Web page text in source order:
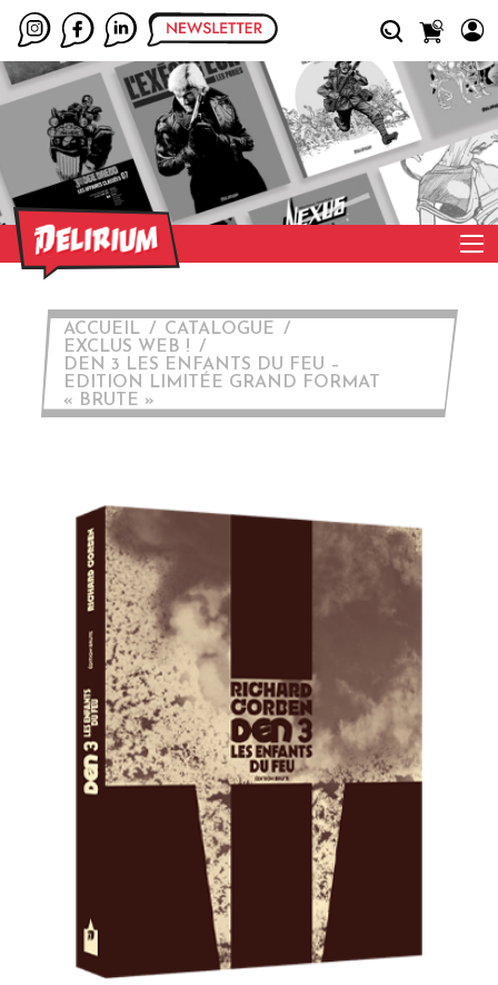
ACCUEIL
CATALOGUE
EXCLUS WEB !
DEN 3 LES ENFANTS DU FEU –
EDITION LIMITÉE GRAND FORMAT
« BRUTE »